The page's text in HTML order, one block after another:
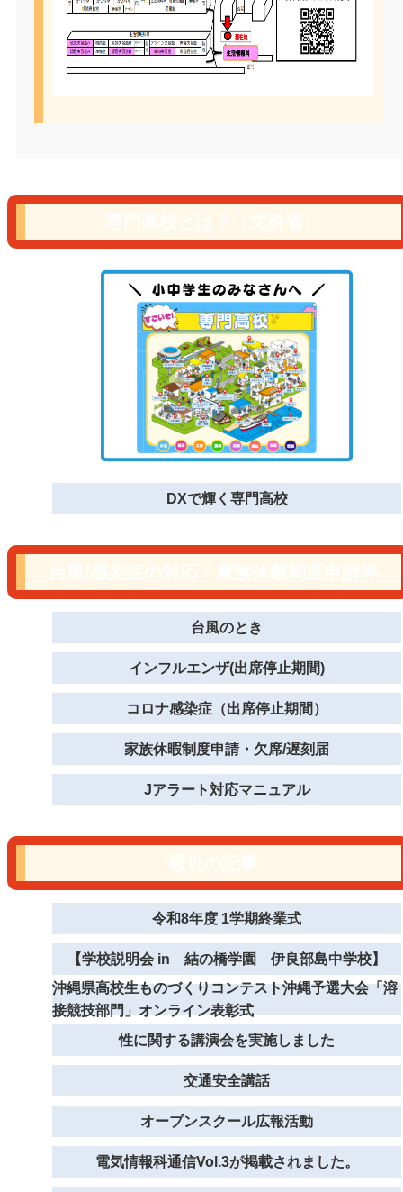
DXで輝く専門高校
台風のとき
インフルエンザ(出席停止期間)
コロナ感染症（出席停止期間）
家族休暇制度申請・欠席/遅刻届
Jアラート対応マニュアル
令和8年度 1学期終業式
【学校説明会 in 結の橋学園 伊良部島中学校】
沖縄県高校生ものづくりコンテスト沖縄予選大会「溶
接競技部門」オンライン表彰式
性に関する講演会を実施しました
交通安全講話
オープンスクール広報活動
電気情報科通信Vol.3が掲載されました。